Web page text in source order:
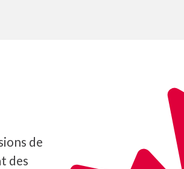
de
des